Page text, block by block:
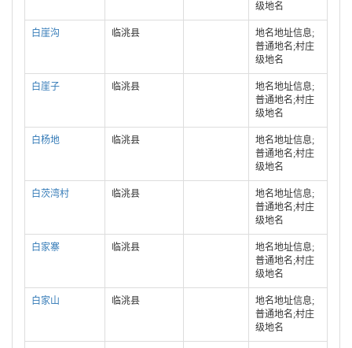
级地名
白崖沟 临洮县
地名地址信息;
普通地名;村庄
级地名
白崖子 临洮县
地名地址信息;
普通地名;村庄
级地名
白杨地 临洮县
地名地址信息;
普通地名;村庄
级地名
白茨湾村 临洮县
地名地址信息;
普通地名;村庄
级地名
白家寨 临洮县
地名地址信息;
普通地名;村庄
级地名
白家山 临洮县
地名地址信息;
普通地名;村庄
级地名